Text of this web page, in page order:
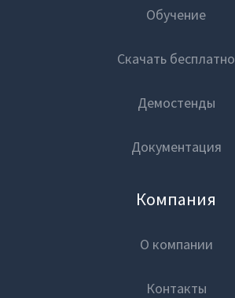
Платформа
Обучение
Партнеры
Обучение
Скачать бесплатно
Демостенды
Документация
Компания
О компании
Контакты